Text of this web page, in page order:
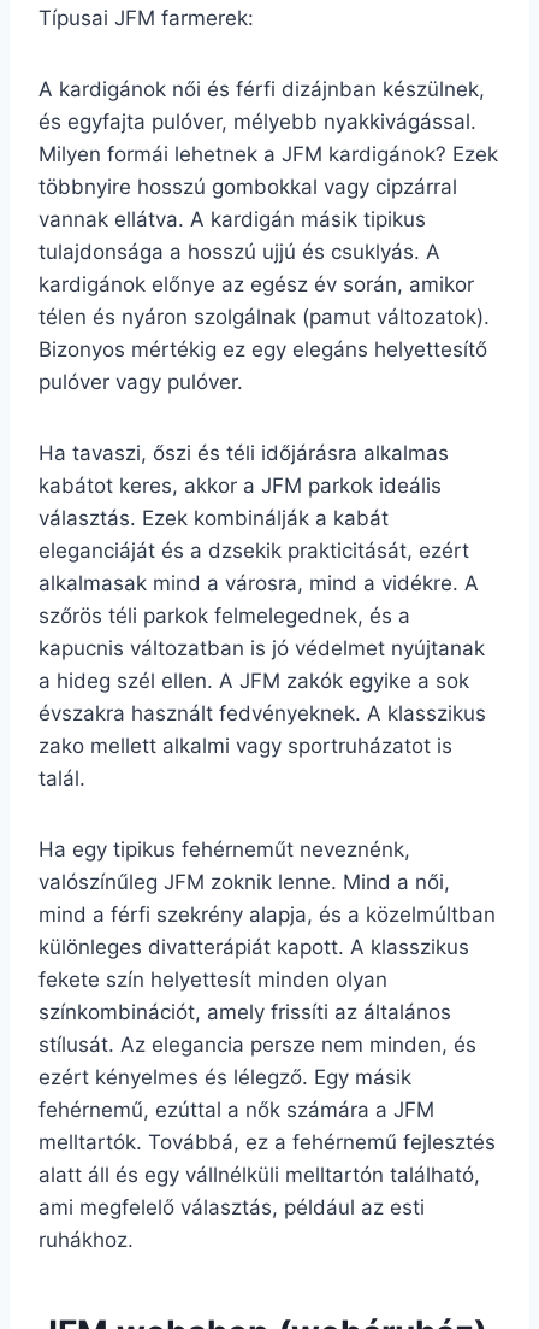
Típusai JFM farmerek:
A kardigánok női és férfi dizájnban készülnek,
és egyfajta pulóver, mélyebb nyakkivágással.
Milyen formái lehetnek a JFM kardigánok? Ezek
többnyire hosszú gombokkal vagy cipzárral
vannak ellátva. A kardigán másik tipikus
tulajdonsága a hosszú ujjú és csuklyás. A
kardigánok előnye az egész év során, amikor
télen és nyáron szolgálnak (pamut változatok).
Bizonyos mértékig ez egy elegáns helyettesítő
pulóver vagy pulóver.
Ha tavaszi, őszi és téli időjárásra alkalmas
kabátot keres, akkor a JFM parkok ideális
választás. Ezek kombinálják a kabát
eleganciáját és a dzsekik prakticitását, ezért
alkalmasak mind a városra, mind a vidékre. A
szőrös téli parkok felmelegednek, és a
kapucnis változatban is jó védelmet nyújtanak
a hideg szél ellen. A JFM zakók egyike a sok
évszakra használt fedvényeknek. A klasszikus
zako mellett alkalmi vagy sportruházatot is
talál.
Ha egy tipikus fehérneműt neveznénk,
valószínűleg JFM zoknik lenne. Mind a női,
mind a férfi szekrény alapja, és a közelmúltban
különleges divatterápiát kapott. A klasszikus
fekete szín helyettesít minden olyan
színkombinációt, amely frissíti az általános
stílusát. Az elegancia persze nem minden, és
ezért kényelmes és lélegző. Egy másik
fehérnemű, ezúttal a nők számára a JFM
melltartók. Továbbá, ez a fehérnemű fejlesztés
alatt áll és egy vállnélküli melltartón található,
ami megfelelő választás, például az esti
ruhákhoz.